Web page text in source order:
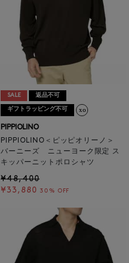
SALE 返品不可
ギフトラッピング不可
PIPPIOLINO
PIPPIOLINO＜ピッピオリーノ＞
バーニーズ ニューヨーク限定 ス
キッパーニットポロシャツ
¥48,400
¥33,880 30% OFF